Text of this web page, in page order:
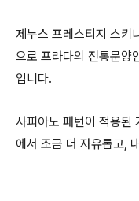
제누스 프레스티지 스키
으로 프라다의 전통문양
입니다.
사피아노 패턴이 적용된
에서 조금 더 자유롭고,